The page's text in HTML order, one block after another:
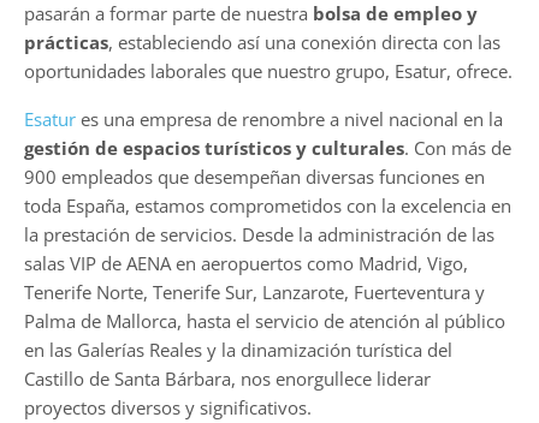
pasarán a formar parte de nuestra bolsa de empleo y
prácticas, estableciendo así una conexión directa con las
oportunidades laborales que nuestro grupo, Esatur, ofrece.
Esatur es una empresa de renombre a nivel nacional en la
gestión de espacios turísticos y culturales. Con más de
900 empleados que desempeñan diversas funciones en
toda España, estamos comprometidos con la excelencia en
la prestación de servicios. Desde la administración de las
salas VIP de AENA en aeropuertos como Madrid, Vigo,
Tenerife Norte, Tenerife Sur, Lanzarote, Fuerteventura y
Palma de Mallorca, hasta el servicio de atención al público
en las Galerías Reales y la dinamización turística del
Castillo de Santa Bárbara, nos enorgullece liderar
proyectos diversos y significativos.